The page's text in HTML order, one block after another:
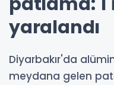
yaralandı
Diyarbakır'da
meydana gelen